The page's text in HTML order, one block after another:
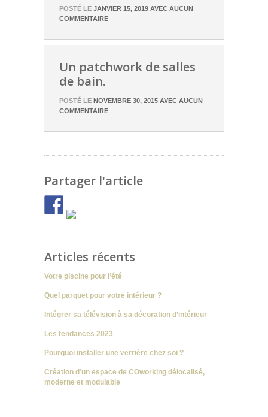
POSTÉ LE JANVIER 15, 2019 AVEC AUCUN
COMMENTAIRE
Un patchwork de salles
de bain.
POSTÉ LE NOVEMBRE 30, 2015 AVEC AUCUN
COMMENTAIRE
Partager l'article
Articles récents
Votre piscine pour l’été
Quel parquet pour votre intérieur ?
Intégrer sa télévision à sa décoration d’intérieur
Les tendances 2023
Pourquoi installer une verrière chez soi ?
Création d’un espace de CÖworking délocalisé,
moderne et modulable